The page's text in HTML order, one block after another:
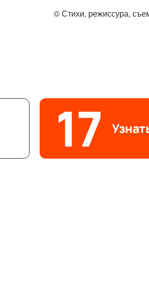
© Стихи, режиссура,
17